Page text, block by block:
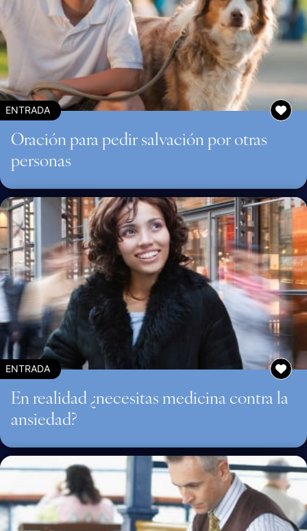
ENTRADA
Oración para pedir salvación por otras
personas
ENTRADA
En realidad ¿necesitas medicina contra la
ansiedad?